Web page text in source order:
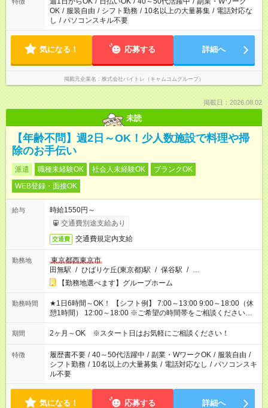
OK / 服装自由 / シフト勤務 / 10名以上の大量募集 / 電話対応な
し / パソコンスキル不要
気になる！ 応募する 詳細へ
掲載元企業名 株式会社バイトレ（キャムコムグループ）
掲載日：2026.08.02
未読
【年齢不問】週2日～OK！少人数施設で料理や掃
除のお手伝い
派遣 職種未経験OK 社会人未経験OK
ブランクOK
WEB登録・面接OK
給与
時給1550円～
交通費別途支給あり
交通費 交通費規定内支給
勤務地
東京都西東京市
田無駅 / ひばりケ丘(東京都)駅 / 保谷駅 / …
【勤務地選べます】グループホーム
勤務時間
★1日6時間～OK！ 【シフト例】 7:00～13:00 9:00～18:00（休
憩1時間） 12:00～18:00 ※ご希望の時間帯をご相談ください。
※日勤、夜勤のみ、変則的な勤務等も相談OK！
期間 2ヶ月～OK ※スタート日はお気軽にご相談ください！
特徴 履歴書不要 / 40～50代活躍中 / 副業・WワークOK / 服装自由 /
シフト勤務 / 10名以上の大量募集 / 電話対応なし / パソコンスキ
ル不要
気になる！ 応募する 詳細へ